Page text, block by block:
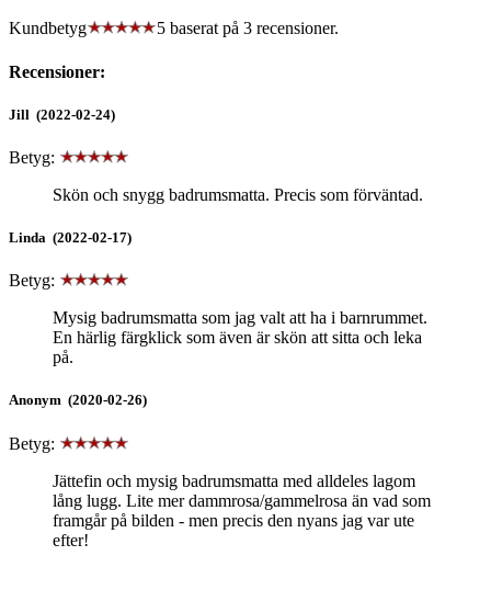
Kundbetyg 5 baserat på 3 recensioner.
Recensioner:
Jill (2022-02-24)
Betyg:
Skön och snygg badrumsmatta. Precis som förväntad.
Linda (2022-02-17)
Betyg:
Mysig badrumsmatta som jag valt att ha i barnrummet.
En härlig färgklick som även är skön att sitta och leka
på.
Anonym (2020-02-26)
Betyg:
Jättefin och mysig badrumsmatta med alldeles lagom
lång lugg. Lite mer dammrosa/gammelrosa än vad som
framgår på bilden - men precis den nyans jag var ute
efter!